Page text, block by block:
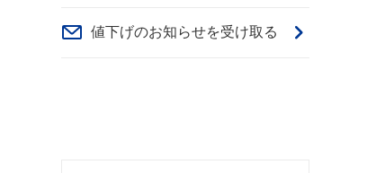
値下げのお知らせを受け取る